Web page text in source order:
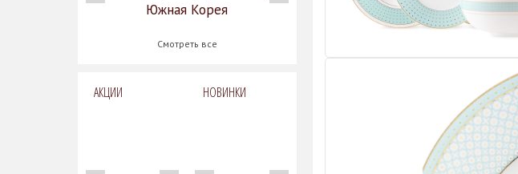
Южная Корея
Смотреть все
АКЦИИ НОВИНКИ